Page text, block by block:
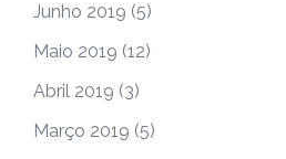
Junho 2019 (5)
Maio 2019 (12)
Abril 2019 (3)
Março 2019 (5)